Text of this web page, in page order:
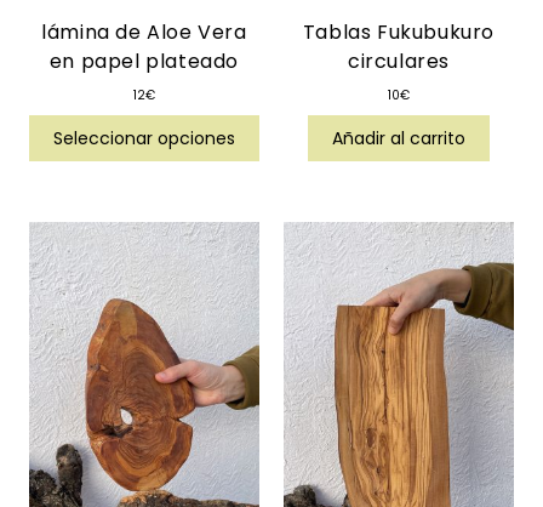
lámina de Aloe Vera
en papel plateado
12€
Seleccionar opciones
Tablas Fukubukuro
circulares
10€
Añadir al carrito